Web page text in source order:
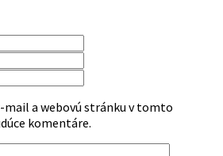
mail a webovú stránku v tomto
komentáre.